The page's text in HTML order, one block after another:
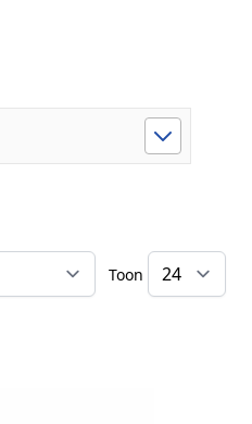
Sorteer op
Toon